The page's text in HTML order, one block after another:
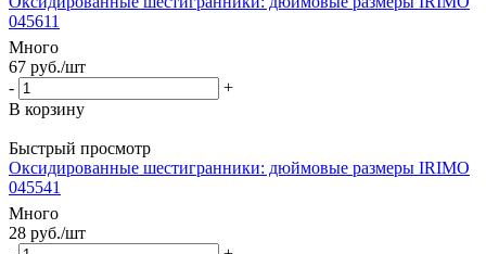
045611
Много
67 руб./шт
-
+
В корзину
Быстрый просмотр
Оксидированные шестигранники: дюймовые размеры IRIMO
045541
Много
28 руб./шт